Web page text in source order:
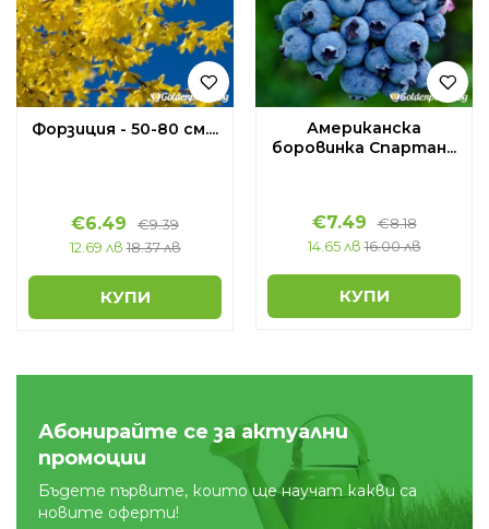
Форзиция - 50-80 см....
€6.49 €9.39
12.69 лв 18.37 лв
КУПИ
Американска
боровинка Спартан...
€7.49 €8.18
14.65 лв 16.00 лв
КУПИ
Абонирайте се за актуални
промоции
Бъдете първите, които ще научат какви са
новите оферти!